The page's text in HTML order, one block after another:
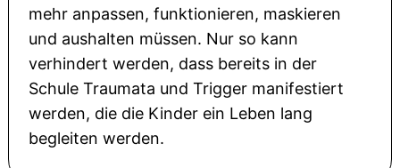
mehr anpassen, funktionieren, maskieren
und aushalten müssen. Nur so kann
verhindert werden, dass bereits in der
Schule Traumata und Trigger manifestiert
werden, die die Kinder ein Leben lang
begleiten werden.